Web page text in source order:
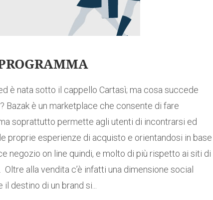
è nata sotto il cappello Cartasì; ma cosa succede
Bazak è un marketplace che consente di fare
soprattutto permette agli utenti di incontrarsi ed
proprie esperienze di acquisto e orientandosi in base
negozio on line quindi, e molto di più rispetto ai siti di
alla vendita c’è infatti una dimensione social
destino di un brand si...